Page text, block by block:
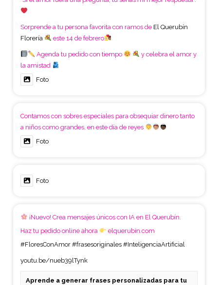
Sorprende a tu persona favorita con ramos de El Querubín
Florería
este 14 de febrero
Agenda tu pedido con tiempo
y celebra el amor y
la amistad
Foto
Contamos con sobres especiales para obsequiar dinero tanto
a niños como grandes, en este día de reyes
Foto
Foto
¡Nuevo! Crea mensajes únicos con IA en El Querubín.
Haz tu pedido online ahora
elquerubin.com
#FloresConAmor #frasesoriginales #InteligenciaArtificial
youtu.be/nueb39lTynk
Aprende a generar frases personalizadas para tu